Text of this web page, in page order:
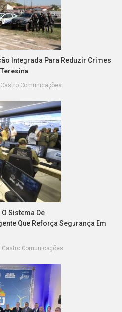
Integrada Para Reduzir Crimes
Castro Comunicações
Sistema De
Que Reforça Segurança Em
Castro Comunicações